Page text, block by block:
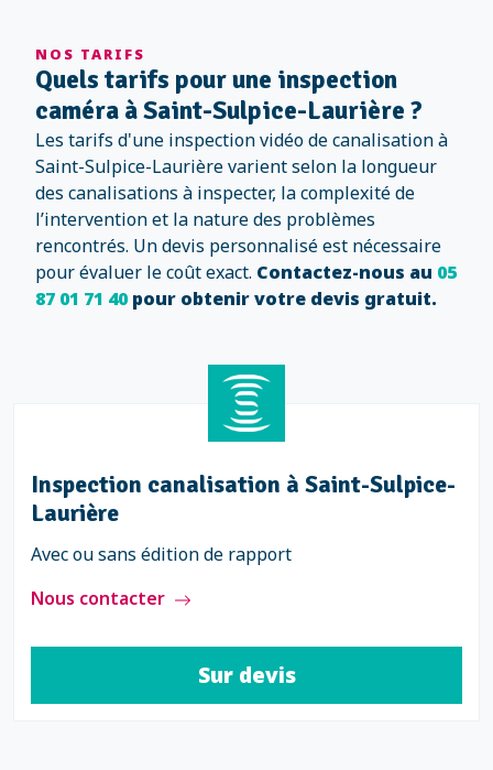
NOS TARIFS
Quels tarifs pour une inspection
caméra à Saint-Sulpice-Laurière ?
Les tarifs d'une inspection vidéo de canalisation à
Saint-Sulpice-Laurière varient selon la longueur
des canalisations à inspecter, la complexité de
l’intervention et la nature des problèmes
rencontrés. Un devis personnalisé est nécessaire
pour évaluer le coût exact. Contactez-nous au 05
87 01 71 40pour obtenir votre devis gratuit.
Inspection canalisation à Saint-Sulpice-
Laurière
Avec ou sans édition de rapport
Nous contacter
Sur devis